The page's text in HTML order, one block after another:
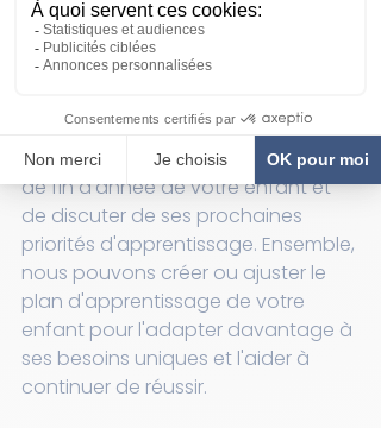
Pour fournir des conseils et un
soutien personnalisés, nous offrons
une consultation de bulletin à
une merveilleuse opportunité pour
nous de passer en revue le bulletin
de fin d'année de votre enfant et
de discuter de ses prochaines
priorités d'apprentissage. Ensemble,
nous pouvons créer ou ajuster le
plan d'apprentissage de votre
enfant pour l'adapter davantage à
ses besoins uniques et l'aider à
continuer de réussir.